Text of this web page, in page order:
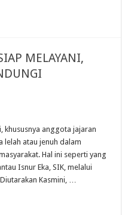
MELAYANI,
khususnya anggota jajaran
lelah atau jenuh dalam
Hal ini seperti yang
Isnur Eka, SIK, melalui
Diutarakan Kasmini, …